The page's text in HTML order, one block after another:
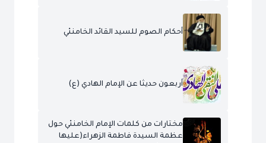
أحكام الصوم للسيد القائد الخامنئي
أربعون حديثا عن الإمام الهادي (ع)
مختارات من كلمات الإمام الخامنئي حول
عظمة السيدة فاطمة الزهراء(عليها